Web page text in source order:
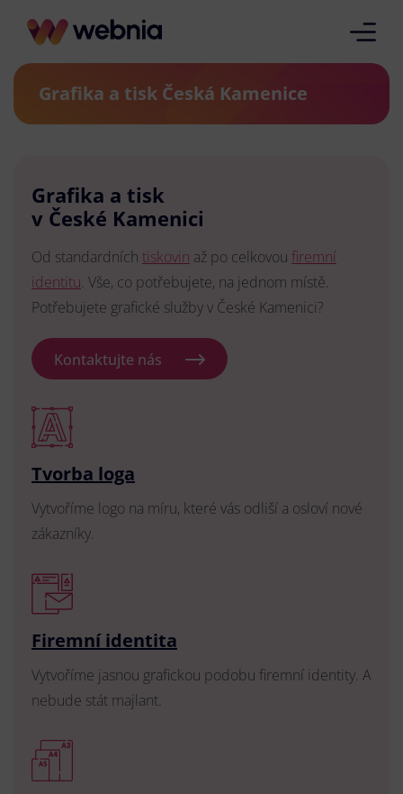
Grafika a tisk Česká Kamenice
Grafika a tisk
v České Kamenici
Od standardních tiskovin až po celkovou firemní
identitu. Vše, co potřebujete, na jednom místě.
Potřebujete grafické služby v České Kamenici?
Kontaktujte nás
Tvorba loga
Vytvoříme logo na míru, které vás odliší a osloví nové
zákazníky.
Firemní identita
Vytvoříme jasnou grafickou podobu firemní identity. A
nebude stát majlant.